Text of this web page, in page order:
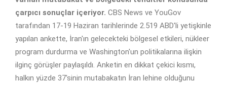
çarpıcı sonuçlar içeriyor. CBS News ve YouGov
tarafından 17-19 Haziran tarihlerinde 2.519 ABD'li yetişkinle
yapılan ankette, İran'ın gelecekteki bölgesel etkileri, nükleer
program durdurma ve Washington'un politikalarına ilişkin
ilginç görüşler paylaşıldı. Anketin en dikkat çekici kısmı,
halkın yüzde 37'sinin mutabakatın İran lehine olduğunu